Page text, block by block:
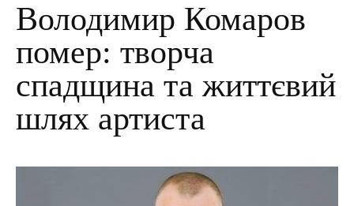
Володимир Комаров
помер: творча
спадщина та життєвий
шлях артиста